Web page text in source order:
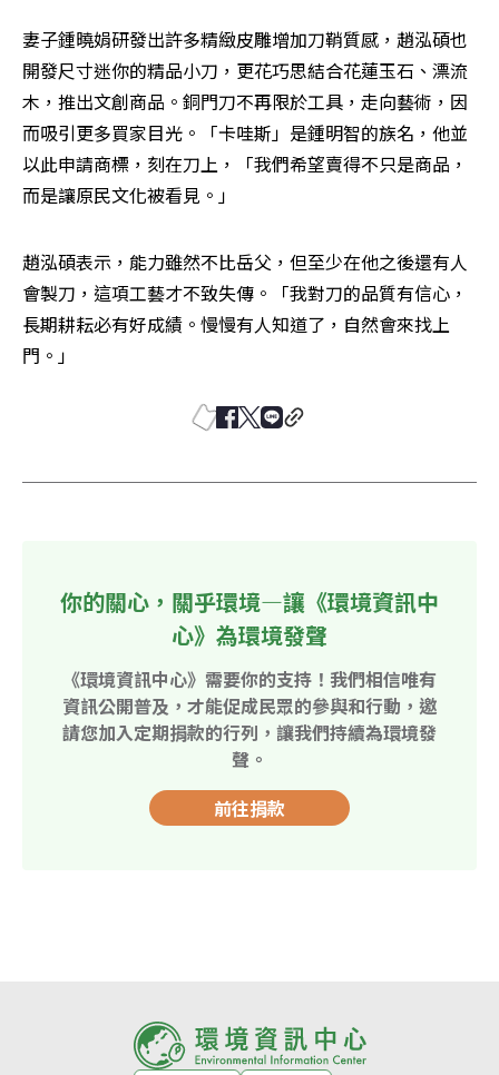
妻子鍾曉娟研發出許多精緻皮雕增加刀鞘質感，趙泓碩也
開發尺寸迷你的精品小刀，更花巧思結合花蓮玉石、漂流
木，推出文創商品。銅門刀不再限於工具，走向藝術，因
而吸引更多買家目光。「卡哇斯」是鍾明智的族名，他並
以此申請商標，刻在刀上，「我們希望賣得不只是商品，
而是讓原民文化被看見。」
趙泓碩表示，能力雖然不比岳父，但至少在他之後還有人
會製刀，這項工藝才不致失傳。「我對刀的品質有信心，
長期耕耘必有好成績。慢慢有人知道了，自然會來找上
門。」
你的關心，關乎環境—讓《環境資訊中
心》為環境發聲
《環境資訊中心》需要你的支持！我們相信唯有
資訊公開普及，才能促成民眾的參與和行動，邀
請您加入定期捐款的行列，讓我們持續為環境發
聲。
前往捐款